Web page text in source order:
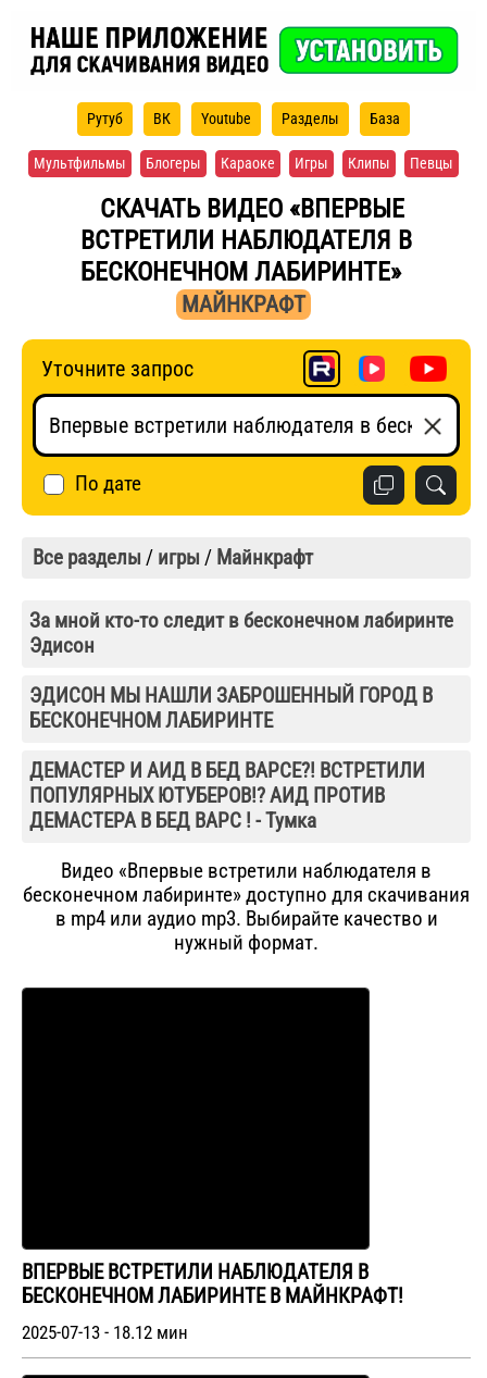
Рутуб ВК Youtube Разделы База
Мультфильмы Блогеры Караоке Игры Клипы Певцы
СКАЧАТЬ ВИДЕО «ВПЕРВЫЕ
ВСТРЕТИЛИ НАБЛЮДАТЕЛЯ В
БЕСКОНЕЧНОМ ЛАБИРИНТЕ»
МАЙНКРАФТ
Уточните запрос
По дате
Все разделы / игры / Майнкрафт
За мной кто-то следит в бесконечном лабиринте
Эдисон
ЭДИСОН МЫ НАШЛИ ЗАБРОШЕННЫЙ ГОРОД В
БЕСКОНЕЧНОМ ЛАБИРИНТЕ
ДЕМАСТЕР И АИД В БЕД ВАРСЕ?! ВСТРЕТИЛИ
ПОПУЛЯРНЫХ ЮТУБЕРОВ!? АИД ПРОТИВ
ДЕМАСТЕРА В БЕД ВАРС ! - Тумка
Видео «Впервые встретили наблюдателя в
бесконечном лабиринте» доступно для скачивания
в mp4 или аудио mp3. Выбирайте качество и
нужный формат.
ВПЕРВЫЕ ВСТРЕТИЛИ НАБЛЮДАТЕЛЯ В
БЕСКОНЕЧНОМ ЛАБИРИНТЕ В МАЙНКРАФТ!
2025-07-13 - 18.12 мин